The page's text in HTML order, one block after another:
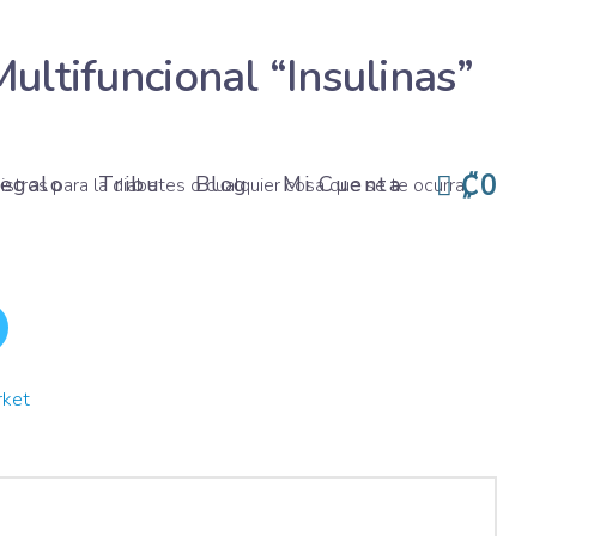
Tribu Blog Mi Cuenta ₡0
“Insulinas”
para la diabetes o cualquier cosa que se te ocurra